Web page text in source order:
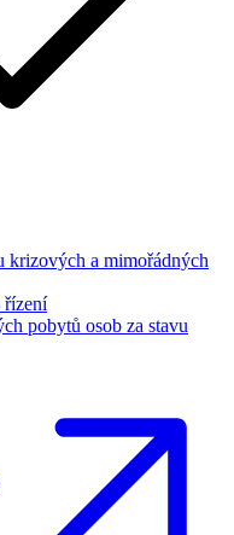
krizových a mimořádných
řízení
pobytů osob za stavu